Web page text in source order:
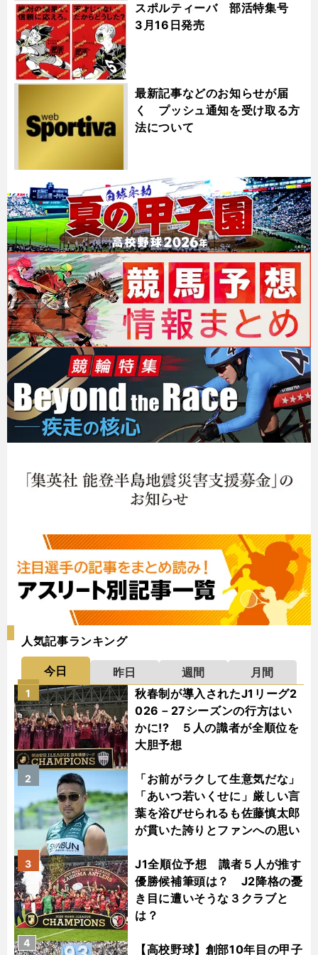
スポルティーバ 部活特集号
3月16日発売
最新記事などのお知らせが届
く プッシュ通知を受け取る方
法について
人気記事ランキング
今日 昨日 週間
月間
秋春制が導入されたJ1リーグ2
026－27シーズンの行方はい
かに!? ５人の識者が全順位を
大胆予想
1
「お前がラクして生意気だな」
「あいつ若いくせに」厳しい言
葉を浴びせられるも佐藤慎太郎
が貫いた誇りとファンへの思い
2
J1全順位予想 識者５人が推す
優勝候補筆頭は？ J2降格の憂
き目に遭いそうな３クラブと
は？
3
【高校野球】創部10年目の甲子
4